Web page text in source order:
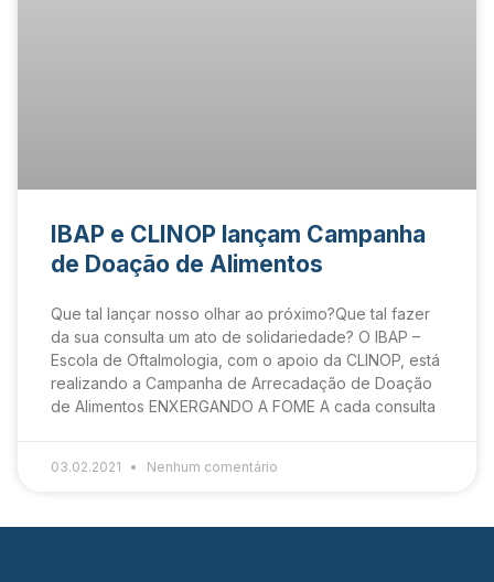
IBAP e CLINOP lançam Campanha
de Doação de Alimentos
Que tal lançar nosso olhar ao próximo?Que tal fazer
da sua consulta um ato de solidariedade? O IBAP –
Escola de Oftalmologia, com o apoio da CLINOP, está
realizando a Campanha de Arrecadação de Doação
de Alimentos ENXERGANDO A FOME A cada consulta
03.02.2021 Nenhum comentário